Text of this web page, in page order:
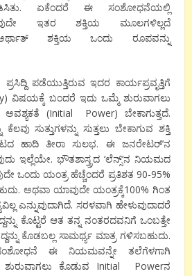
ಏಕೆಂದರೆ ಈ ಸಂಶೋಧನೆಯಲ್ಲಿ
ಇತರ ಶಕ್ತಿಯ ಮೂಲಗಳಿಲ್ಲದೆ
ಶಕ್ತಿಯ ಒಂದು ರೂಪವನ್ನು
ಪಡೆಯುತ್ತಿರುವ ಇದರ ಕಾರ್ಯಪ್ರವೃತ್ತಿಗೆ
ವಿಷಯಕ್ಕೆ ಬಂದರೆ ಇದು ಒಮ್ಮೆ ಶುರುವಾಗಲು
(Initial Power) ಬೇಕಾಗುತ್ತದೆ.
ಸುತ್ತುಗಳನ್ನು ಸುತ್ತಲು ಬೇಕಾಗುವ ಶಕ್ತಿ
ಹಾದಿ ತೀರಾ ಸುಲಭ. ಈ ಜನರೇಟರ್’ನ
ಇಲ್ಲೆಯೇ. ಭೌತಶಾಸ್ತ್ರದ ‘ಲೆನ್ಸ್’ನ ನಿಯಮದ
ಒಂದು ಯಂತ್ರ ಹೆಚ್ಚೆಂದರೆ ಪ್ರತಿಶತ 90-95%
ಅಥವಾ ಯಾವುದೇ ಯಂತ್ರಕ್ಕೆ100% ಗಿಂತ
ಎನ್ನುವುದಾಗಿದೆ. ಸರಳವಾಗಿ ಹೇಳುವುದಾದರೆ
ಕೊಟ್ಟರೆ ಆತ ತನ್ನ ನಂತರದವನಿಗೆ ಒಂಬತ್ತೇ
ಕೊಡಬಲ್ಲ ಸಾಮರ್ಥ್ಯ ಮಾತ್ರ ಗಳಿಸಬಹುದು.
ಈ ನಿಯಮವನ್ನೇ ತಲೆಗೆಳಗಾಗಿ
ಕೊಡುವ Initial Powerನ